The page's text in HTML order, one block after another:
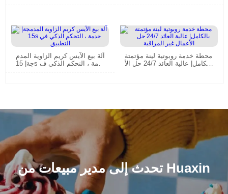
آلة بيع الآيس كريم الزاوية المدم
جة| 15s خدمة ، التحكم الذكي ف
محطة خدمة روبوتية لينة مؤتمتة
بالكامل| عالية العائد 24/7 حل الأ
تحدث إلى مدير مبيعات من Huaxin